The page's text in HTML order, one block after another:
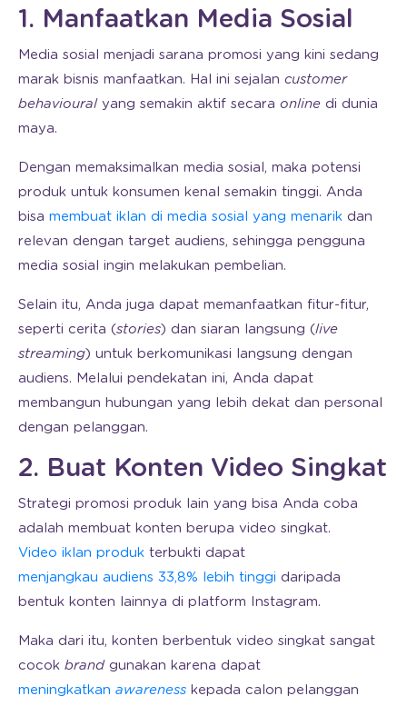
1. Manfaatkan Media Sosial
Media sosial menjadi sarana promosi yang kini sedang
marak bisnis manfaatkan. Hal ini sejalan customer
behaviouralyang semakin aktif secara online di dunia
maya.
Dengan memaksimalkan media sosial, maka potensi
produk untuk konsumen kenal semakin tinggi. Anda
bisa membuat iklan di media sosial yang menarik dan
relevan dengan target audiens, sehingga pengguna
media sosial ingin melakukan pembelian.
Selain itu, Anda juga dapat memanfaatkan fitur-fitur,
seperti cerita (stories) dan siaran langsung (live
streaming) untuk berkomunikasi langsung dengan
audiens. Melalui pendekatan ini, Anda dapat
membangun hubungan yang lebih dekat dan personal
dengan pelanggan.
2. Buat Konten Video Singkat
Strategi promosi produk lain yang bisa Anda coba
adalah membuat konten berupa video singkat.
Video iklan produk terbukti dapat
menjangkau audiens 33,8% lebih tinggi daripada
bentuk konten lainnya di platform Instagram.
Maka dari itu, konten berbentuk video singkat sangat
cocok brand gunakan karena dapat
meningkatkan awareness kepada calon pelanggan